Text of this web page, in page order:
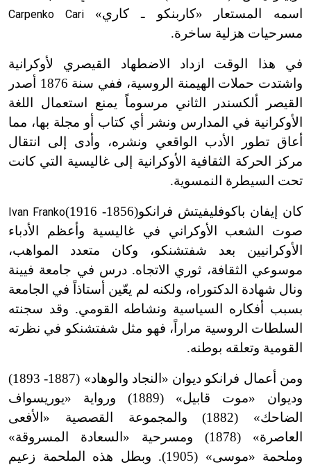
اسمه المستعار «كاربنكو ـ كاري»Carpenko Cari
مسرحيات هزلية ساخرة.
في هذا الوقت ازداد الاضطهاد القيصري لأوكرانية
واشتدت حملات الهيمنة الروسية، ففي سنة 1876 أصدر
القيصر ألكسندر الثاني مرسوماً يمنع استعمال اللغة
الأوكرانية في المدارس ونشر أي كتاب أو مجلة بها، مما
أعاق تطور الأدب الواقعي ونشره، وأدى إلى انتقال
مركز الحركة الثقافية الأوكرانية إلى غاليسية التي كانت
تحت السيطرة النمسوية.
كان إيفان باكوفليفيتش فرانكو(1856-
Ivan Franko
صوت الشعب الأوكراني في غاليسية وأعظم الأدباء
الأوكرانيين بعد شفتشنكو، وكان متعدد المواهب،
موسوعي الثقافة، ثوري الاتجاه. درس في جامعة فيينة
ونال شهادة الدكتوراه، ولكنه لم يعّين أستاذاً في الجامعة
بسبب أفكاره السياسية ونشاطه القومي. وقد سجنته
السلطات الروسية مراراً، فهو مثل شفتشنكو في نظرته
القومية وتعلقه بوطنه.
ومن أعمال فرانكو ديوان «النجاد والوهاد» (1887 -
1893)
وديوان «موت قابيل» (1889) ورواية «يوريسواف
الضاحك» (1882) والمجموعة القصصية «الأفعى
العاصرة» (1878) ومسرحية «السعادة المسروقة»
وملحمة «موسى» (1905
). وبطل هذه الملحمة زعيم